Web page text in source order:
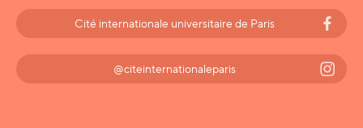
Cité internationale universitaire de Paris
@citeinternationaleparis